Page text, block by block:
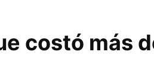
costó más